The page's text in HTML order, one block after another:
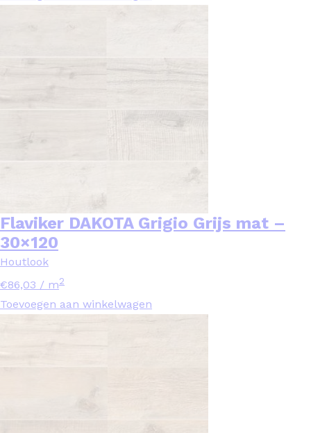
Flaviker DAKOTA Grigio Grijs mat –
30×120
Houtlook
€86,03 / m2
Toevoegen aan winkelwagen